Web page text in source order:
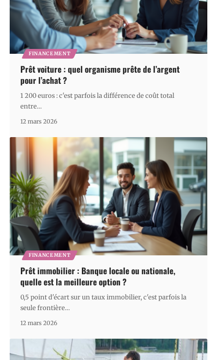
FINANCEMENT
Prêt voiture : quel organisme prête de l’argent
pour l’achat ?
1 200 euros : c'est parfois la différence de coût total
entre…
12 mars 2026
FINANCEMENT
Prêt immobilier : Banque locale ou nationale,
quelle est la meilleure option ?
0,5 point d'écart sur un taux immobilier, c'est parfois la
seule frontière…
12 mars 2026